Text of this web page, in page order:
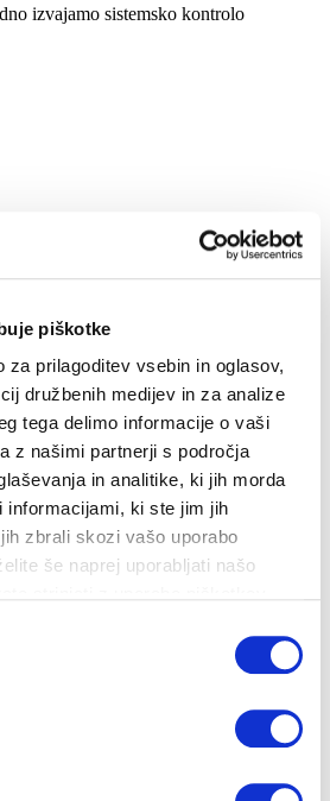
piškotke
za prilagoditev vsebin in oglasov,
družbenih medijev in za analize
tega delimo informacije o vaši
z našimi partnerji s področja
in analitike, ki jih morda
informacijami, ki ste jim jih
zbrali skozi vašo uporabo
še naprej uporabljati našo
izvajamo sistemsko kontrolo
energetsko učinkovitostjo ...
Okolje
učinkovitosti, mislimo na naprave,
k...